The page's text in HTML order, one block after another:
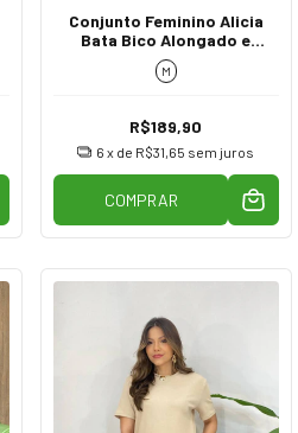
Conjunto Feminino Alicia
Bata Bico Alongado e
Calça Azul
M
R$189,90
6 x de R$31,65 sem juros
COMPRAR